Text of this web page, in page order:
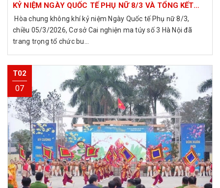
KỶ NIỆM NGÀY QUỐC TẾ PHỤ NỮ 8/3 VÀ TỔNG KẾT
PHONG TRÀO THI ĐUA THỂ DỤC THỂ THAO MỪNG
XUÂN BÍNH NGỌ
Hòa chung không khí kỷ niệm Ngày Quốc tế Phụ nữ 8/3,
chiều 05/3/2026, Cơ sở Cai nghiện ma túy số 3 Hà Nội đã
trang trọng tổ chức bu...
T02
07